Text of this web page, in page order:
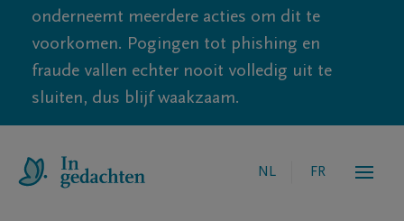
onderneemt meerdere acties om dit te
voorkomen. Pogingen tot phishing en
fraude vallen echter nooit volledig uit te
sluiten, dus blijf waakzaam.
NL FR